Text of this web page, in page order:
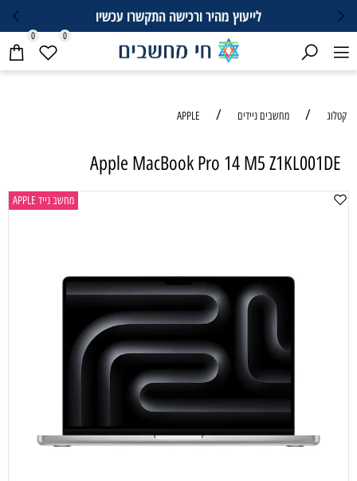
לייעוץ מהיר ורכישה התקשרו עכשיו
0 0
קטלוג / מחשבים ניידים /
APPLE
Apple MacBook Pro 14 M5 Z1KL001DE
מחשב נייד APPLE